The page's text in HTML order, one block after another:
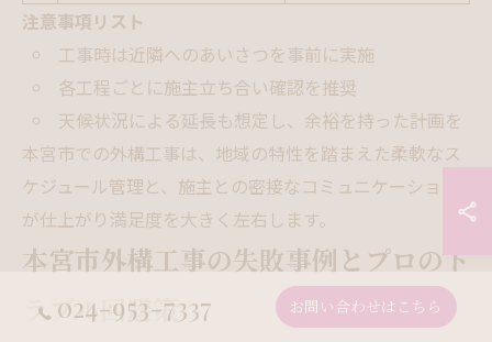
注意事項リスト
工事時は近隣へのあいさつを事前に実施
各工程ごとに施主立ち合い確認を推奨
天候状況による延長も想定し、余裕を持った計画を
本宮市での外構工事は、地域の特性を踏まえた柔軟なス
ケジュール管理と、施主との密接なコミュニケーション
が仕上がり満足度を大きく左右します。
本宮市外構工事の失敗事例とプロのト
ラブル回避策
024-953-7337 お問い合わせはこちら